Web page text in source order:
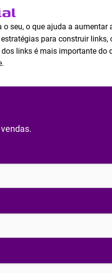
seu, o que ajuda a aumentar
para construir links,
links é mais importante do